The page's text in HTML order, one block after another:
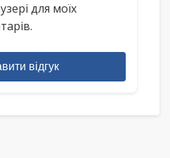
для моїх
відгук